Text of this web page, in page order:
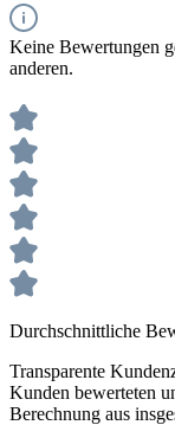
Keine Bewertungen
anderen.
Durchschnittliche
Transparente
Kunden bewerteten
Berechnung aus